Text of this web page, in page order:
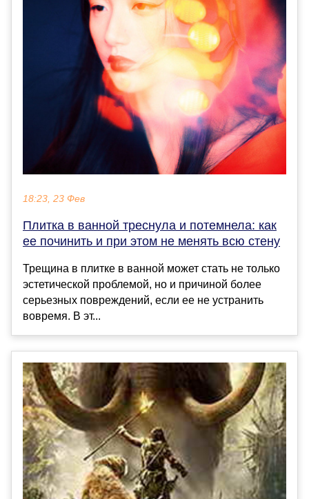
18:23, 23 Фев
Плитка в ванной треснула и потемнела: как
ее починить и при этом не менять всю стену
Трещина в плитке в ванной может стать не только
эстетической проблемой, но и причиной более
серьезных повреждений, если ее не устранить
вовремя. В эт...